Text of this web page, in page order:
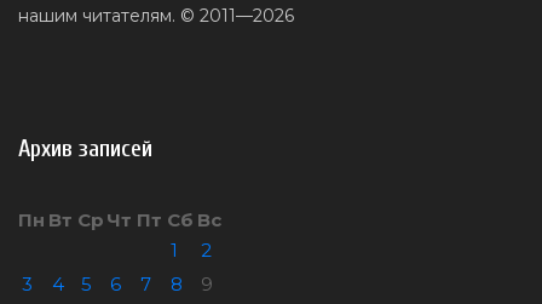
нашим читателям. © 2011—2026
Архив записей
Пн Вт Ср Чт Пт Сб Вс
1
2
3
4 5 6 7 8
9